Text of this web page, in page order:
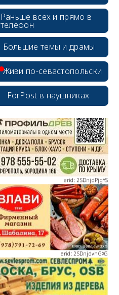
Раньше всех и прямо в
телефон
Большие темы и драмы
Живи по-севастопольски
ForPost в наушниках
erid: 2SDnjcrDNw6
erid: 2SDnjdPjgYS
erid: 2SDnjdvhGXG
erid: 2SDnjcLUypt